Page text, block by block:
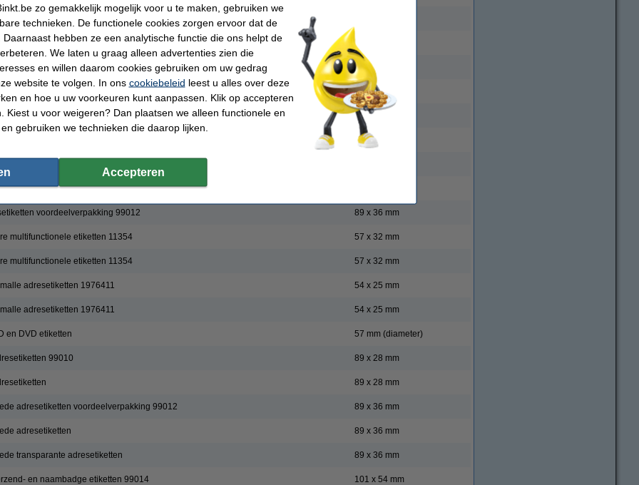
barcode etiketten
grote magazijnetiketten 190 x 59 mm
verzendetiketten 102 x 59 mm
89 x 25 mm
smalle adresetiketten 54 x 25 mm
102 x 59 mm
99010
etiketten 99014
voordeelverpakking 99012 89 x 36 mm
multifunctionele etiketten 11354 57 x 32 mm
multifunctionele etiketten 11354 57 x 32 mm
adresetiketten 1976411 54 x 25 mm
adresetiketten 1976411 54 x 25 mm
en DVD etiketten 57 mm (diameter)
99010 89 x 28 mm
89 x 28 mm
adresetiketten voordeelverpakking 99012 89 x 36 mm
adresetiketten 89 x 36 mm
transparante adresetiketten 89 x 36 mm
en naambadge etiketten 99014 101 x 54 mm
zo gemakkelijk mogelijk voor u te maken, gebruiken we
technieken. De functionele cookies zorgen ervoor dat de
hebben ze een analytische functie die ons helpt de
We laten u graag alleen advertenties zien die
en willen daarom cookies gebruiken om uw gedrag
website te volgen. In ons cookiebeleid leest u alles over deze
en hoe u uw voorkeuren kunt aanpassen. Klik op accepteren
Kiest u voor weigeren? Dan plaatsen we alleen functionele en
gebruiken we technieken die daarop lijken.
Accepteren